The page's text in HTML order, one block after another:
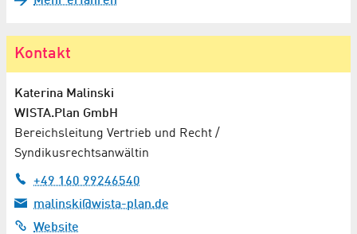
Kontakt
Katerina Malinski
WISTA.Plan GmbH
Bereichsleitung Vertrieb und Recht /
Syndikusrechtsanwältin
+49 160 99246540
malinski@wista-plan.de
Website